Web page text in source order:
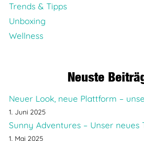
Trends & Tipps
Unboxing
Wellness
Neuste
Neuer Look, neue Plattform –
1. Juni 2025
Sunny Adventures – Unser neues
1. Mai 2025